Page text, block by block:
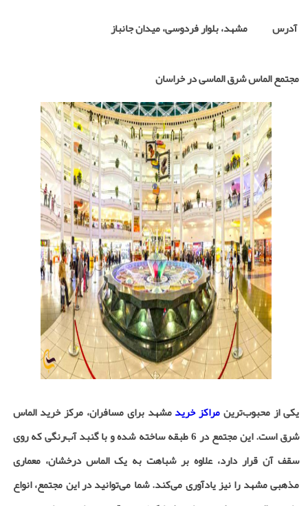
آدرس مشهد، بلوار فردوسی، میدان جانباز
مجتمع الماس شرق الماسی در خراسان
یکی از محبوب‌ترینمراکز خریدمشهد برای مسافران، مرکز خرید الماس
شرق است. این مجتمع در 6 طبقه ساخته شده و با گنبد آب‌رنگی که روی
سقف آن قرار دارد، علاوه بر شباهت به یک الماس درخشان، معماری
مذهبی مشهد را نیز یادآوری می‌کند. شما می‌توانید در این مجتمع، انواع